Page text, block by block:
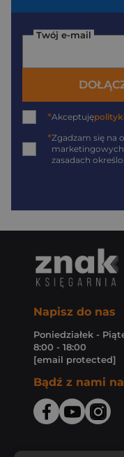
Twój e-mail
*Akceptuję
*Zgadzam się na
zasadach
Napisz do nas
Poniedziałek -
8:00 - 18:00
[email protected]
Bądź z nami